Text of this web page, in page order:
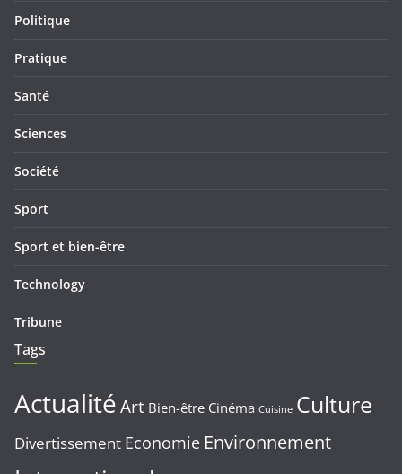
Politique
Pratique
Santé
Sciences
Société
Sport
Sport et bien-être
Technology
Tribune
Tags
ActualitéArt Bien-être Cinéma Cuisine Culture
Divertissement Economie Environnement